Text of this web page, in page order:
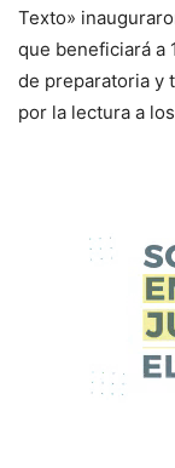
Texto»
que beneficiará a
de preparatoria y
por la lectura a